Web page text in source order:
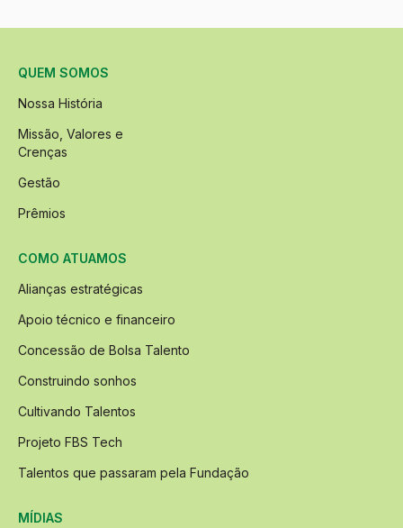
QUEM SOMOS
Nossa História
Missão, Valores e
Crenças
Gestão
Prêmios
COMO ATUAMOS
Alianças estratégicas
Apoio técnico e financeiro
Concessão de Bolsa Talento
Construindo sonhos
Cultivando Talentos
Projeto FBS Tech
Talentos que passaram pela Fundação
MÍDIAS